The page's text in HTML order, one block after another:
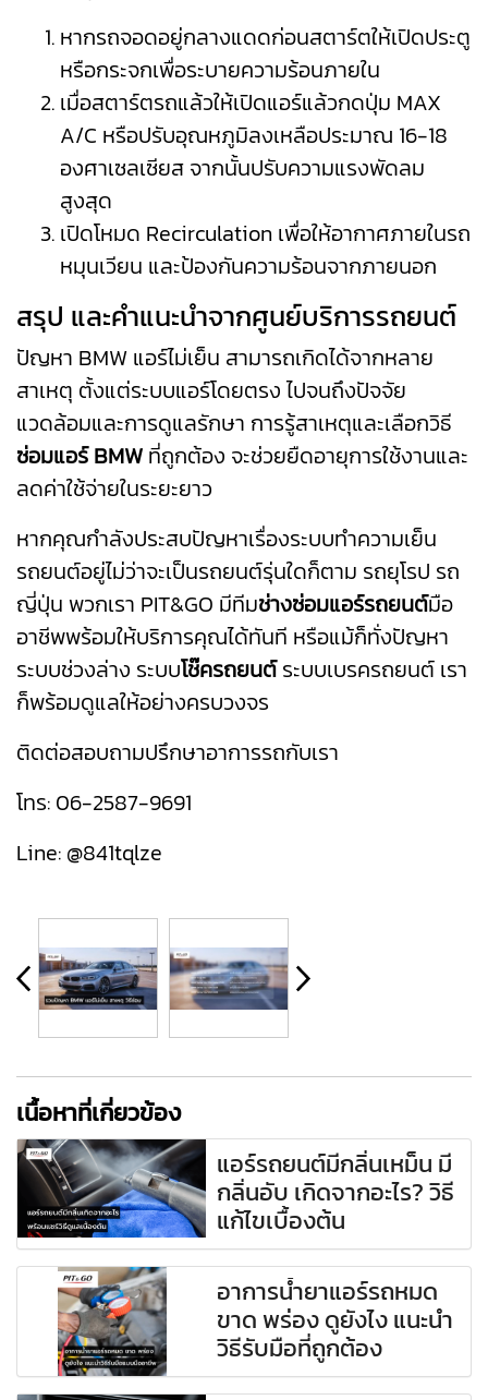
หากรถจอดอยู่กลางแดดก่อนสตาร์ตให้เปิดประตู
หรือกระจกเพื่อระบายความร้อนภายใน
เมื่อสตาร์ตรถแล้วให้เปิดแอร์แล้วกดปุ่ม MAX
A/C หรือปรับอุณหภูมิลงเหลือประมาณ 16-18
องศาเซลเซียส จากนั้นปรับความแรงพัดลม
สูงสุด
เปิดโหมด Recirculation เพื่อให้อากาศภายในรถ
หมุนเวียน และป้องกันความร้อนจากภายนอก
สรุป และคำแนะนำจากศูนย์บริการรถยนต์
ปัญหา BMW แอร์ไม่เย็น สามารถเกิดได้จากหลาย
สาเหตุ ตั้งแต่ระบบแอร์โดยตรง ไปจนถึงปัจจัย
แวดล้อมและการดูแลรักษา การรู้สาเหตุและเลือกวิธี
ซ่อมแอร์ BMW ที่ถูกต้อง จะช่วยยืดอายุการใช้งานและ
ลดค่าใช้จ่ายในระยะยาว
หากคุณกำลังประสบปัญหาเรื่องระบบทำความเย็น
รถยนต์อยู่ไม่ว่าจะเป็นรถยนต์รุ่นใดก็ตาม รถยุโรป รถ
ญี่ปุ่น พวกเรา PIT&GO มีทีมช่างซ่อมแอร์รถยนต์มือ
อาชีพพร้อมให้บริการคุณได้ทันที หรือแม้ก็ทั่งปัญหา
ระบบช่วงล่าง ระบบโช๊ครถยนต์ระบบเบรครถยนต์ เรา
ก็พร้อมดูแลให้อย่างครบวงจร
ติดต่อสอบถามปรึกษาอาการรถกับเรา
โทร: 06-2587-9691
Line: @841tqlze
เนื้อหาที่เกี่ยวข้อง
แอร์รถยนต์มีกลิ่นเหม็น มี
กลิ่นอับ เกิดจากอะไร? วิธี
แก้ไขเบื้องต้น
อาการน้ำยาแอร์รถหมด
ขาด พร่อง ดูยังไง แนะนำ
วิธีรับมือที่ถูกต้อง